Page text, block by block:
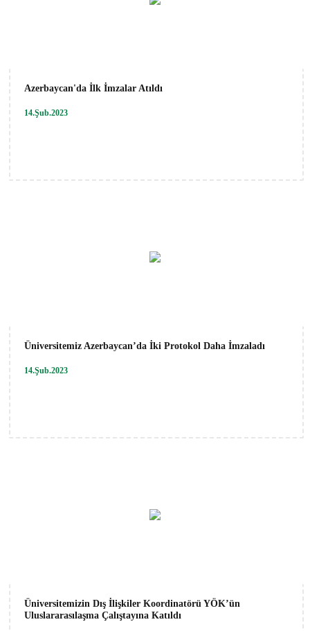
Azerbaycan'da İlk İmzalar Atıldı
14.Şub.2023
Üniversitemiz Azerbaycan’da İki Protokol Daha İmzaladı
14.Şub.2023
Üniversitemizin Dış İlişkiler Koordinatörü YÖK’ün
Uluslararasılaşma Çalıştayına Katıldı